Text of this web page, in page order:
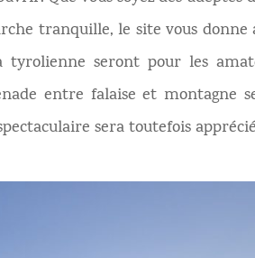
tranquille, le site vous donne
seront pour les
entre falaise et montagne
sera toutefois